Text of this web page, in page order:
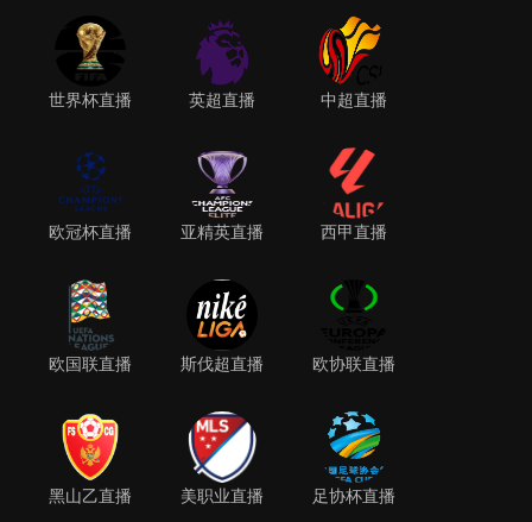
世界杯直播 英超直播 中超直播
欧冠杯直播 亚精英直播 西甲直播
欧国联直播 斯伐超直播 欧协联直播
黑山乙直播 美职业直播 足协杯直播